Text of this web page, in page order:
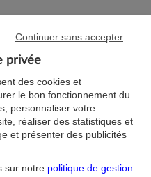
Aide/FAQ
Accessibilité : non
conforme
Nos formulaires
privée
des cookies et
le bon fonctionnement du
personnaliser votre
réaliser des statistiques et
et présenter des publicités
sur notre politique de gestion
Continuer sans accepter